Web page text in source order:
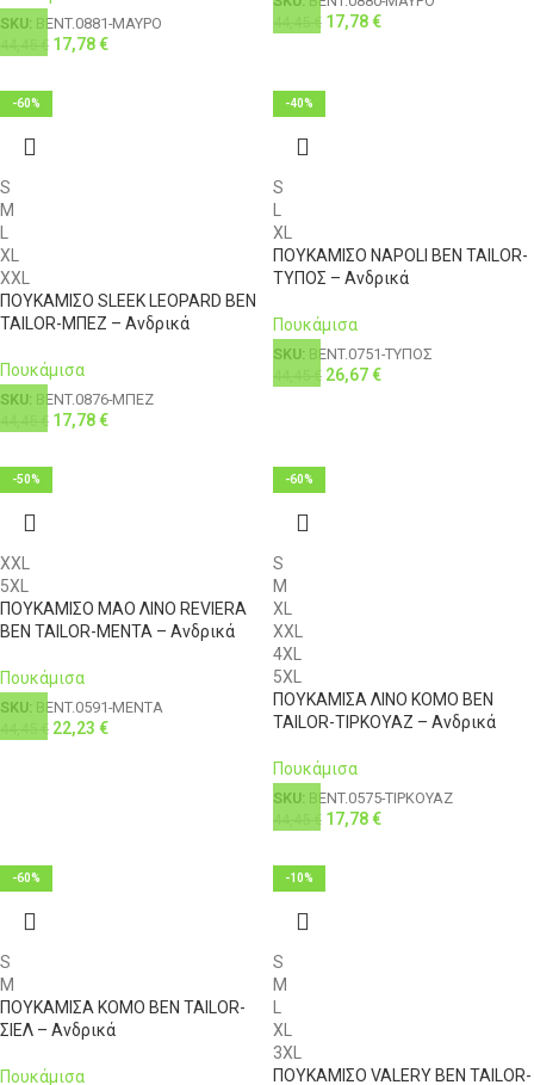
SKU: BENT.0881-ΜΑΥΡΟ
€ 17,78€
€ 17,78€
-60%
S
M
XL
XXL
ΠΟΥΚΑΜΙΣΟ SLEEK LEOPARD BEN
TAILOR-ΜΠΕΖ – Ανδρικά
Πουκάμισα
SKU: BENT.0876-ΜΠΕΖ
€ 17,78€
-40%
S
XL
ΠΟΥΚΑΜΙΣΟ NAPOLI BEN TAILOR-
ΤΥΠΟΣ – Ανδρικά
Πουκάμισα
SKU: BENT.0751-ΤΥΠΟΣ
€ 26,67€
-50%
XXL
5XL
ΠΟΥΚΑΜΙΣΟ ΜΑΟ ΛΙΝΟ REVIERA
BEN TAILOR-ΜΕΝΤΑ – Ανδρικά
Πουκάμισα
SKU: BENT.0591-ΜΕΝΤΑ
€ 22,23 €
-60%
S
M
XL
XXL
4XL
5XL
ΠΟΥΚΑΜΙΣΑ ΛΙΝΟ KOMO BEN
TAILOR-ΤΙΡΚΟΥΑΖ – Ανδρικά
Πουκάμισα
SKU: BENT.0575-ΤΙΡΚΟΥΑΖ
€ 17,78€
-60%
S
M
ΠΟΥΚΑΜΙΣΑ KOMO BEN TAILOR-
ΣΙΕΛ – Ανδρικά
Πουκάμισα
-10%
S
M
L
XL
3XL
ΠΟΥΚΑΜΙΣΟ VALERY BEN TAILOR-